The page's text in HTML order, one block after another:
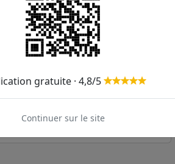
607m
gratuite · 4,8/5
Continuer sur le site